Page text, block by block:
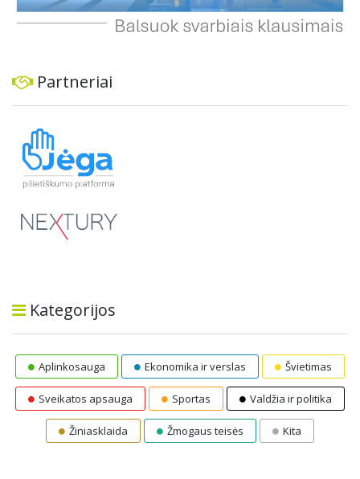
Partneriai
Kategorijos
Aplinkosauga Ekonomika ir verslas Švietimas
Sveikatos apsauga Sportas Valdžia ir politika
Žiniasklaida Žmogaus teisės Kita